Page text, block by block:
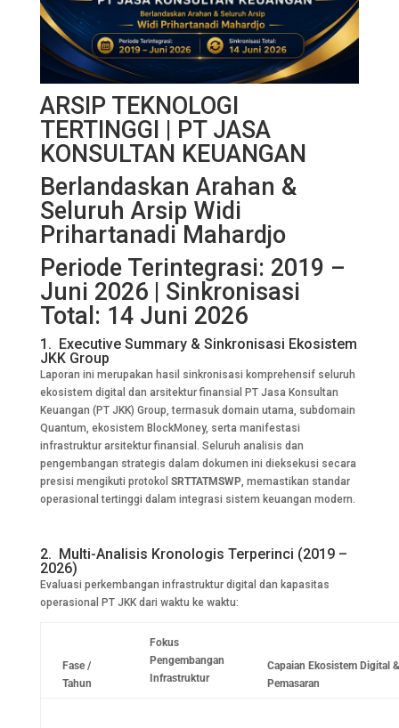
ARSIP TEKNOLOGI
TERTINGGI | PT JASA
KONSULTAN KEUANGAN
Berlandaskan Arahan &
Seluruh Arsip Widi
Prihartanadi Mahardjo
Periode Terintegrasi: 2019 –
Juni 2026 | Sinkronisasi
Total: 14 Juni 2026
1. Executive Summary & Sinkronisasi Ekosistem
JKK Group
Laporan ini merupakan hasil sinkronisasi komprehensif seluruh
ekosistem digital dan arsitektur finansial PT Jasa Konsultan
Keuangan (PT JKK) Group, termasuk domain utama, subdomain
Quantum, ekosistem BlockMoney, serta manifestasi
infrastruktur arsitektur finansial. Seluruh analisis dan
pengembangan strategis dalam dokumen ini dieksekusi secara
presisi mengikuti protokol SRTTATMSWP, memastikan standar
operasional tertinggi dalam integrasi sistem keuangan modern.
2. Multi-Analisis Kronologis Terperinci (2019 –
2026)
Evaluasi perkembangan infrastruktur digital dan kapasitas
operasional PT JKK dari waktu ke waktu:
Fase /
Tahun
Fokus
Pengembangan
Infrastruktur
Capaian Ekosistem Digital &
Pemasaran